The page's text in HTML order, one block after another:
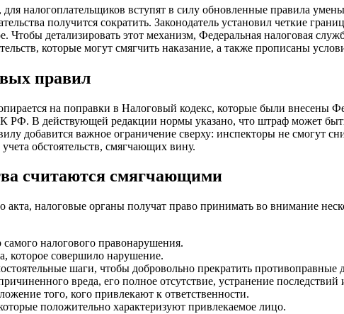
для налогоплательщиков вступят в силу обновленные правила
получится сократить. Законодатель установил четкие
детализировать этот механизм, Федеральная налоговая
которые могут смягчить наказание, а также прописаны
правил
на поправки в Налоговый кодекс, которые были внесены
РФ. В действующей редакции нормы указано, что штраф может
добавится важное ограничение сверху: инспекторы не смогут
обстоятельств, смягчающих вину.
считаются смягчающими
акта, налоговые органы получат право принимать во внимание
налогового правонарушения.
которое совершило нарушение.
шаги, чтобы добровольно прекратить противоправные
вреда, его полное отсутствие, устранение
того, кого привлекают к ответственности.
положительно характеризуют привлекаемое лицо.